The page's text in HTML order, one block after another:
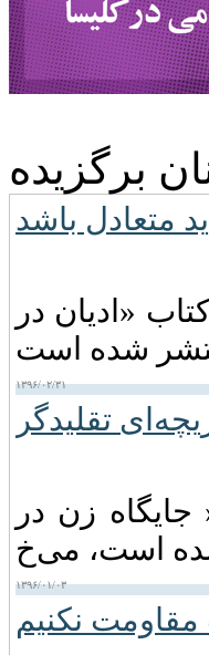
برگزیده
متعادل باشد
«ادیان در
۱۳۹۶/۰۲/۳۱
تقلیدگر
زن در
۱۳۹۶/۰۱/۰۳
نکنیم